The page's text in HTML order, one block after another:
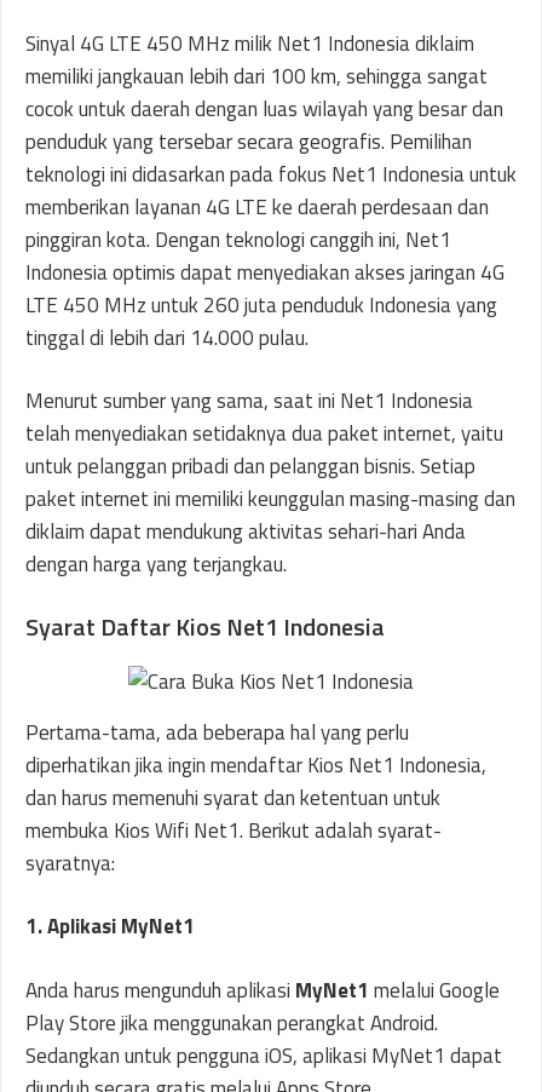
Sinyal 4G LTE 450 MHz milik Net1 Indonesia diklaim
memiliki jangkauan lebih dari 100 km, sehingga sangat
cocok untuk daerah dengan luas wilayah yang besar dan
penduduk yang tersebar secara geografis. Pemilihan
teknologi ini didasarkan pada fokus Net1 Indonesia untuk
memberikan layanan 4G LTE ke daerah perdesaan dan
pinggiran kota. Dengan teknologi canggih ini, Net1
Indonesia optimis dapat menyediakan akses jaringan 4G
LTE 450 MHz untuk 260 juta penduduk Indonesia yang
tinggal di lebih dari 14.000 pulau.
Menurut sumber yang sama, saat ini Net1 Indonesia
telah menyediakan setidaknya dua paket internet, yaitu
untuk pelanggan pribadi dan pelanggan bisnis. Setiap
paket internet ini memiliki keunggulan masing-masing dan
diklaim dapat mendukung aktivitas sehari-hari Anda
dengan harga yang terjangkau.
Syarat Daftar Kios Net1 Indonesia
Pertama-tama, ada beberapa hal yang perlu
diperhatikan jika ingin mendaftar Kios Net1 Indonesia,
dan harus memenuhi syarat dan ketentuan untuk
membuka Kios Wifi Net1. Berikut adalah syarat-
syaratnya:
1. Aplikasi MyNet1
Anda harus mengunduh aplikasi MyNet1 melalui Google
Play Store jika menggunakan perangkat Android.
Sedangkan untuk pengguna iOS, aplikasi MyNet1 dapat